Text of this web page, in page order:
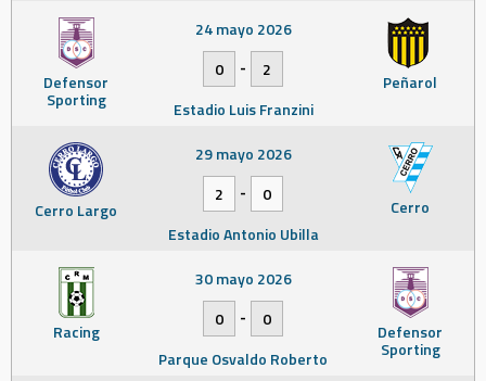
Defensor
Sporting
Peñarol
24 mayo 2026
0
-
2
Estadio Luis Franzini
Cerro Largo Cerro
29 mayo 2026
2
-
0
Estadio Antonio Ubilla
Racing Defensor
Sporting
30 mayo 2026
0
-
0
Parque Osvaldo Roberto